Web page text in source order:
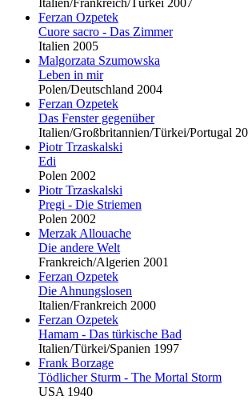
Italien/Frankreich/Türkei 2007
Ferzan Ozpetek
Cuore sacro - Das Zimmer
Italien 2005
Malgorzata Szumowska
Leben in mir
Polen/Deutschland 2004
Ferzan Ozpetek
Das Fenster gegenüber
Italien/Großbritannien/Türkei/Portugal
Piotr Trzaskalski
Edi
Polen 2002
Piotr Trzaskalski
Pregi - Die Striemen
Polen 2002
Merzak Allouache
Die andere Welt
Frankreich/Algerien 2001
Ferzan Ozpetek
Die Ahnungslosen
Italien/Frankreich 2000
Ferzan Ozpetek
Hamam - Das türkische Bad
Italien/Türkei/Spanien 1997
Frank Borzage
Tödlicher Sturm - The Mortal Storm
USA 1940